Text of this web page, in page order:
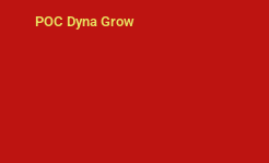
POC Dyna Grow